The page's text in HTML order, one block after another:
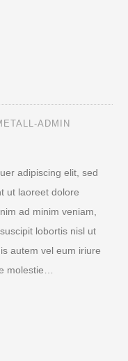
ADMIN
adipiscing elit, sed
ut laoreet dolore
ad minim veniam,
lobortis nisl ut
autem vel eum iriure
molestie…